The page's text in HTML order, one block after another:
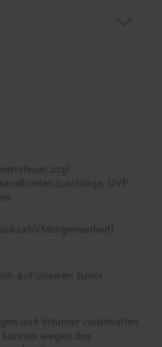
UVP:
wegen des
sein.